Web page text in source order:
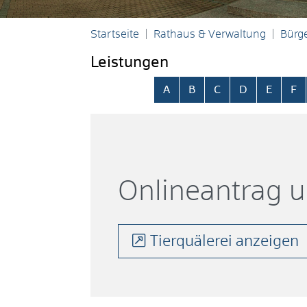
Startseite Rathaus & Verwaltung
Leistungen
Alphabetisches Register
A B C D E F
Onlineantrag
Tierquälerei anzeigen